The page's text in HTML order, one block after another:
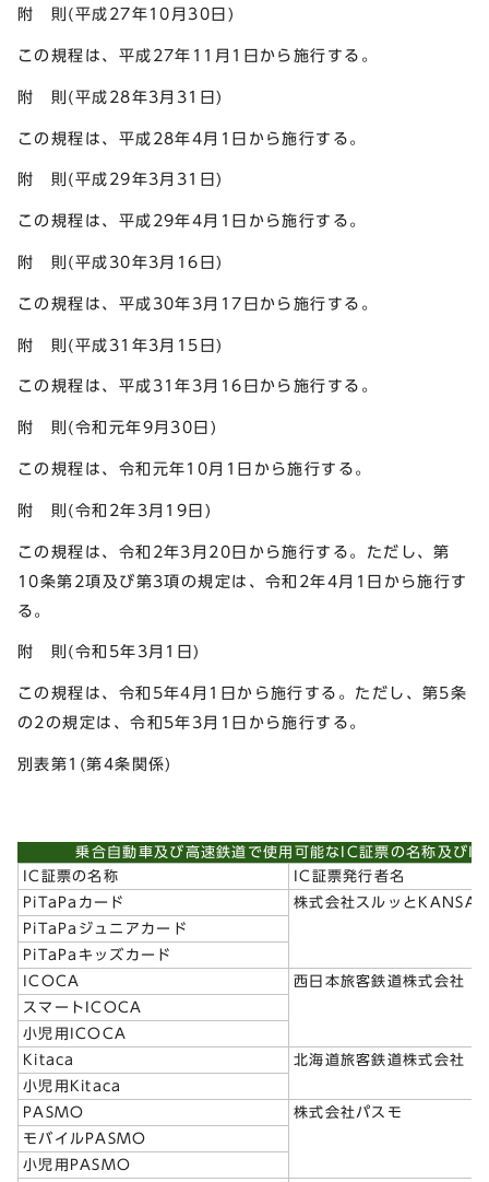
附 則(平成27年10月30日)
この規程は、平成27年11月1日から施行する。
附 則(平成28年3月31日)
この規程は、平成28年4月1日から施行する。
附 則(平成29年3月31日)
この規程は、平成29年4月1日から施行する。
附 則(平成30年3月16日)
この規程は、平成30年3月17日から施行する。
附 則(平成31年3月15日)
この規程は、平成31年3月16日から施行する。
附 則(令和元年9月30日)
この規程は、令和元年10月1日から施行する。
附 則(令和2年3月19日)
この規程は、令和2年3月20日から施行する。ただし、第
10条第2項及び第3項の規定は、令和2年4月1日から施行す
る。
附 則(令和5年3月1日)
この規程は、令和5年4月1日から施行する。ただし、第5条
の2の規定は、令和5年3月1日から施行する。
別表第1(第4条関係)
乗合自動車及び高速鉄道で使用可能なIC証票の名称及び
IC証票の名称
IC証票発行者名
PiTaPaカード
株式会社スルッとKANSAI
PiTaPaジュニアカード
PiTaPaキッズカード
ICOCA
西日本旅客鉄道株式会社
スマートICOCA
小児用ICOCA
Kitaca
北海道旅客鉄道株式会社
小児用Kitaca
PASMO
株式会社パスモ
モバイルPASMO
小児用PASMO